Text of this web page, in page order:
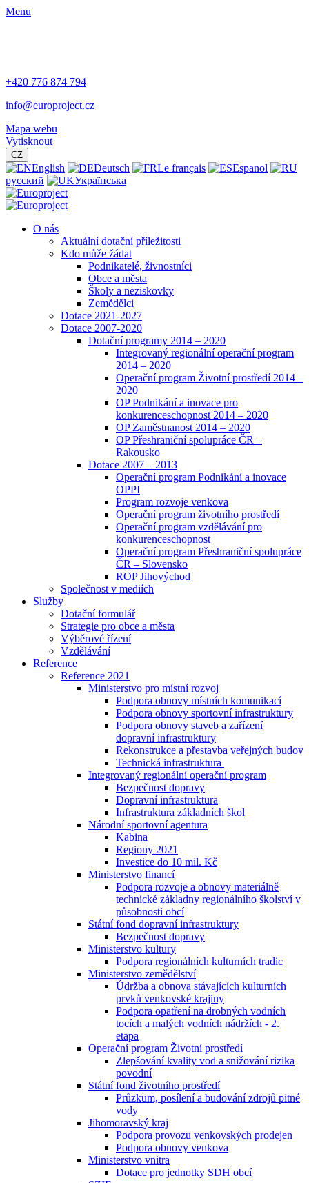
Menu
+420 776 874 794
info@europroject.cz
Mapa webu
Vytisknout
CZ
English Deutsch Le français
Espanol
русский
Українська
O nás
Aktuální dotační příležitosti
Kdo může žádat
Podnikatelé, živnostníci
Obce a města
Školy a neziskovky
Zemědělci
Dotace 2021-2027
Dotace 2007-2020
Dotační programy 2014 – 2020
Integrovaný regionální operační program
2014 – 2020
Operační program Životní prostředí 2014 –
2020
OP Podnikání a inovace pro
konkurenceschopnost 2014 – 2020
OP Zaměstnanost 2014 – 2020
OP Přeshraniční spolupráce ČR –
Rakousko
Dotace 2007 – 2013
Operační program Podnikání a inovace
OPPI
Program rozvoje venkova
Operační program životního prostředí
Operační program vzdělávání pro
konkurenceschopnost
Operační program Přeshraniční spolupráce
ČR – Slovensko
ROP Jihovýchod
Společnost v mediích
Služby
Dotační formulář
Strategie pro obce a města
Výběrové řízení
Vzdělávání
Reference
Reference 2021
Ministerstvo pro místní rozvoj
Podpora obnovy místních komunikací
Podpora obnovy sportovní infrastruktury
Podpora obnovy staveb a zařízení
dopravní infrastruktury
Rekonstrukce a přestavba veřejných budov
Technická infrastruktura
Integrovaný regionální operační program
Bezpečnost dopravy
Dopravní infrastruktura
Infrastruktura základních škol
Národní sportovní agentura
Kabina
Regiony 2021
Investice do 10 mil. Kč
Ministerstvo financí
Podpora rozvoje a obnovy materiálně
technické základny regionálního školství v
působnosti obcí
Státní fond dopravní infrastruktury
Bezpečnost dopravy
Ministerstvo kultury
Podpora regionálních kulturních tradic
Ministerstvo zemědělství
Údržba a obnova stávajících kulturních
prvků venkovské krajiny
Podpora opatření na drobných vodních
tocích a malých vodních nádržích - 2.
etapa
Operační program Životní prostředí
Zlepšování kvality vod a snižování rizika
povodní
Státní fond životního prostředí
Průzkum, posílení a budování zdrojů pitné
vody
Jihomoravský kraj
Podpora provozu venkovských prodejen
Podpora obnovy venkova
Ministerstvo vnitra
Dotace pro jednotky SDH obcí